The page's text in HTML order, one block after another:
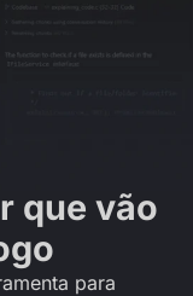
que vão
para